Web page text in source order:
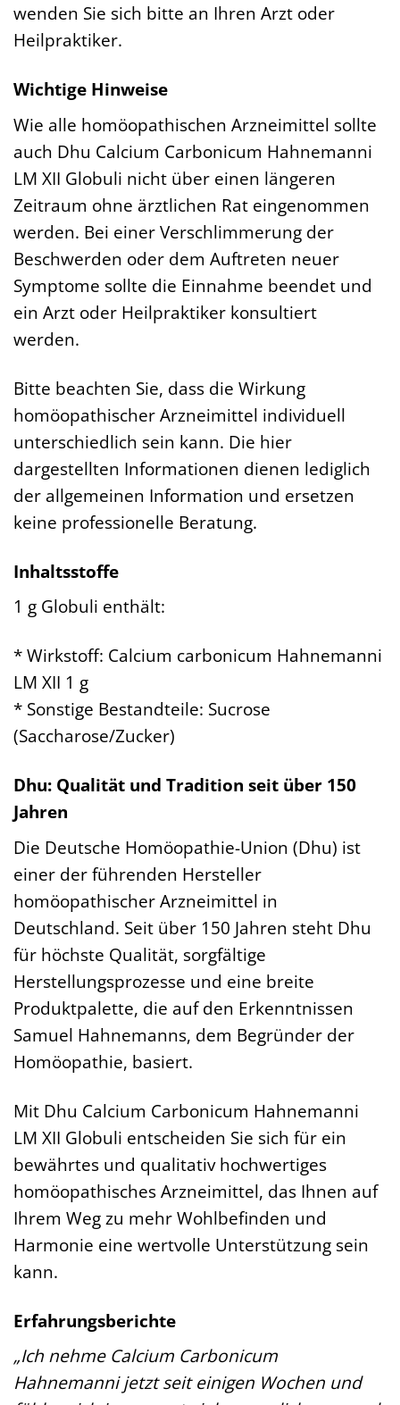
wenden Sie sich bitte an Ihren Arzt oder
Heilpraktiker.
Wichtige Hinweise
Wie alle homöopathischen Arzneimittel sollte
auch Dhu Calcium Carbonicum Hahnemanni
LM XII Globuli nicht über einen längeren
Zeitraum ohne ärztlichen Rat eingenommen
werden. Bei einer Verschlimmerung der
Beschwerden oder dem Auftreten neuer
Symptome sollte die Einnahme beendet und
ein Arzt oder Heilpraktiker konsultiert
werden.
Bitte beachten Sie, dass die Wirkung
homöopathischer Arzneimittel individuell
unterschiedlich sein kann. Die hier
dargestellten Informationen dienen lediglich
der allgemeinen Information und ersetzen
keine professionelle Beratung.
Inhaltsstoffe
1 g Globuli enthält:
* Wirkstoff: Calcium carbonicum Hahnemanni
LM XII 1 g
* Sonstige Bestandteile: Sucrose
(Saccharose/Zucker)
Dhu: Qualität und Tradition seit über 150
Jahren
Die Deutsche Homöopathie-Union (Dhu) ist
einer der führenden Hersteller
homöopathischer Arzneimittel in
Deutschland. Seit über 150 Jahren steht Dhu
für höchste Qualität, sorgfältige
Herstellungsprozesse und eine breite
Produktpalette, die auf den Erkenntnissen
Samuel Hahnemanns, dem Begründer der
Homöopathie, basiert.
Mit Dhu Calcium Carbonicum Hahnemanni
LM XII Globuli entscheiden Sie sich für ein
bewährtes und qualitativ hochwertiges
homöopathisches Arzneimittel, das Ihnen auf
Ihrem Weg zu mehr Wohlbefinden und
Harmonie eine wertvolle Unterstützung sein
kann.
Erfahrungsberichte
„Ich nehme Calcium Carbonicum
Hahnemanni jetzt seit einigen Wochen und